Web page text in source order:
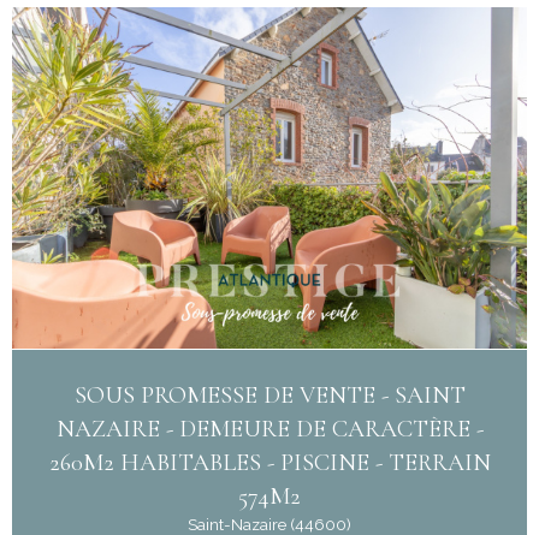
SOUS PROMESSE DE VENTE - SAINT
NAZAIRE - DEMEURE DE CARACTÈRE -
260M2 HABITABLES - PISCINE - TERRAIN
574M2
Saint-Nazaire (44600)